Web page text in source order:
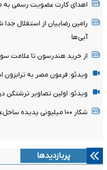
اهدای کارت عضویت رسمی به
رامین رضاییان از استقلال
آبی‌ها
از خرید هندرسون تا علامت
ویدئو: فرعون مصر به
ویدئو: اولین تصاویر ترشتگن
شکار ۱۰۰ میلیونی پدیده ساحل‌عاجی توسط رئال مادرید
پربازدیدها